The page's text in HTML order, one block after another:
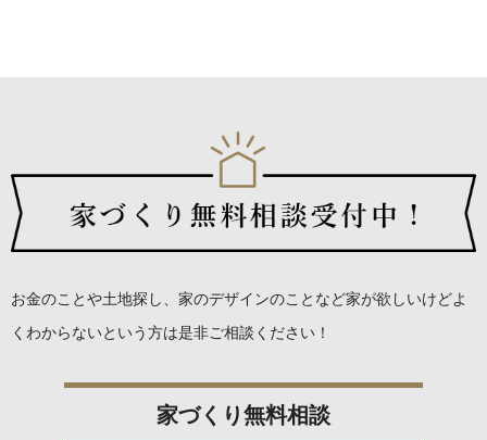
お金のことや土地探し、家のデザインのことなど家が欲しいけどよ
くわからないという方は是非ご相談ください！
家づくり無料相談